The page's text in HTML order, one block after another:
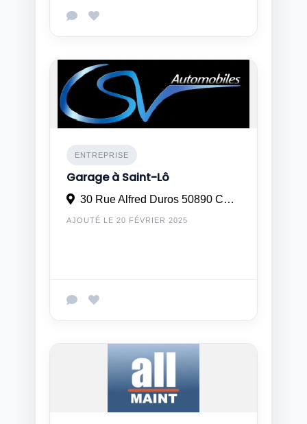
ENTREPRISE
Garage à Saint-Lô
30 Rue Alfred Duros 50890 CONDE-SUR-VIRE
AJOUTÉ LE 20 FÉVRIER 2025